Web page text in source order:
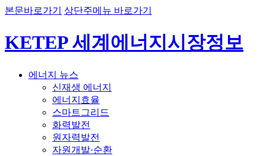
본문바로가기 상단주메뉴 바로가기
KETEP 세계에너지시장정보
에너지 뉴스
신재생 에너지
에너지효율
스마트그리드
화력발전
원자력발전
자원개발·순환